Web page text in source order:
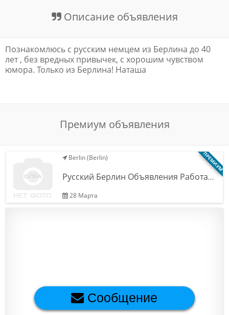
Текстовая реклама
Помощь
Описание объявления
Познакомлюсь с русским немцем из Берлина до 40
лет , без вредных привычек, с хорошим чувством
юмора. Только из Берлина! Наташа
Премиум объявления
ПРЕМИУМ
Berlin (Berlin)
Русский Берлин Объявления Работа…
28 Марта
Сообщение